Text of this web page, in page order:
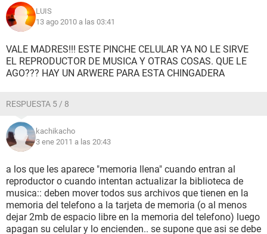
LUIS
13 ago 2010 a las 03:41
VALE MADRES!!! ESTE PINCHE CELULAR YA NO LE SIRVE
EL REPRODUCTOR DE MUSICA Y OTRAS COSAS. QUE LE
AGO??? HAY UN ARWERE PARA ESTA CHINGADERA
RESPUESTA 5 / 8
kachikacho
3 ene 2011 a las 20:43
a los que les aparece "memoria llena" cuando entran al
reproductor o cuando intentan actualizar la biblioteca de
musica:: deben mover todos sus archivos que tienen en la
memoria del telefono a la tarjeta de memoria (o al menos
dejar 2mb de espacio libre en la memoria del telefono) luego
apagan su celular y lo encienden.. se supone que asi se debe